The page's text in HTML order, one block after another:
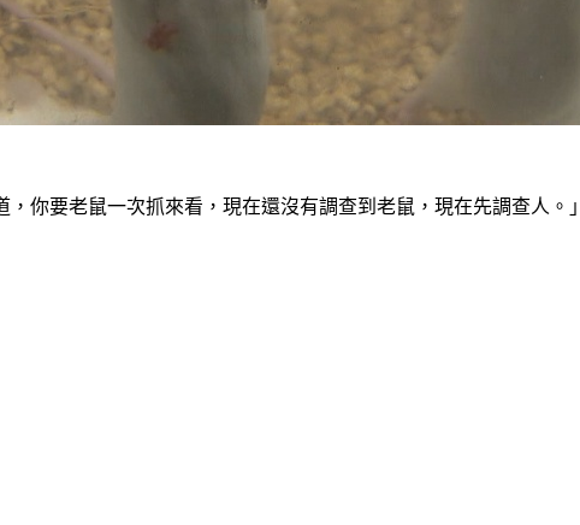
你要老鼠一次抓來看，現在還沒有調查到老鼠，現在先調查人。」